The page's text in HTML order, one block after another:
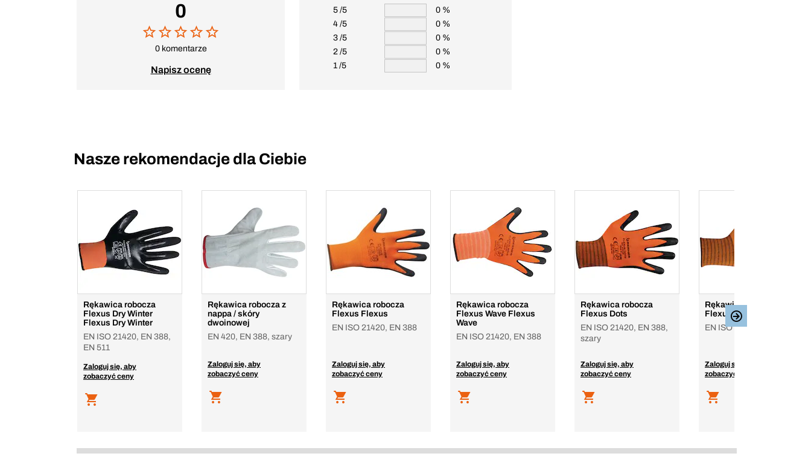
0
0 komentarze
Napisz ocenę
5 /5
0 %
4 /5
0 %
3 /5
0 %
2 /5
0 %
1 /5
0 %
Nasze rekomendacje dla Ciebie
Rękawica robocza
Flexus Dry Winter
Flexus Dry Winter
EN ISO 21420, EN 388,
EN 511
Zaloguj się, aby
zobaczyć ceny
Rękawica robocza z
nappa / skóry
dwoinowej
EN 420, EN 388, szary
Zaloguj się, aby
zobaczyć ceny
Rękawica robocza
Flexus Flexus
EN ISO 21420, EN 388
Zaloguj się, aby
zobaczyć ceny
Rękawica robocza
Flexus Wave Flexus
Wave
EN ISO 21420, EN 388
Zaloguj się, aby
zobaczyć ceny
Rękawica robocza
Flexus Dots
EN ISO 21420, EN 388,
szary
Zaloguj się, aby
zobaczyć ceny
Rękawica robocza
Flexus Light
EN ISO 21420, EN 388
Zaloguj się, aby
zobaczyć ceny